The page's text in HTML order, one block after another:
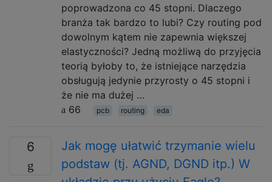
poprowadzona co 45 stopni. Dlaczego
branża tak bardzo to lubi? Czy routing pod
dowolnym kątem nie zapewnia większej
elastyczności? Jedną możliwą do przyjęcia
teorią byłoby to, że istniejące narzędzia
obsługują jedynie przyrosty o 45 stopni i
że nie ma dużej …
66
pcb routing eda
6
Jak mogę ułatwić trzymanie wielu
podstaw (tj. AGND, DGND itp.) W